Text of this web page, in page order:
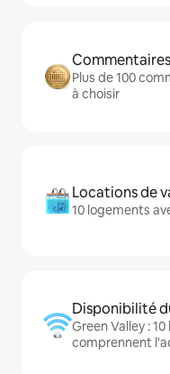
Plus de 100
à choisir
Locations de
10 logements
Disponibilité
Green Valley :
comprennent